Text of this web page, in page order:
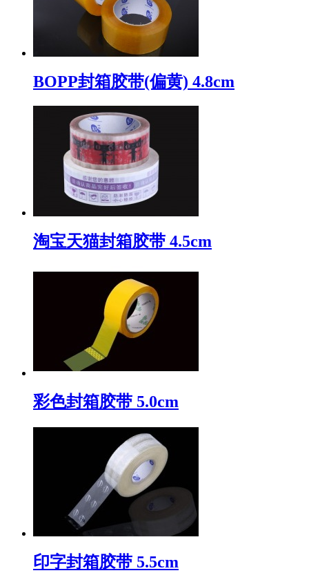
BOPP封箱胶带(偏黄) 4.8cm
淘宝天猫封箱胶带 4.5cm
彩色封箱胶带 5.0cm
印字封箱胶带 5.5cm